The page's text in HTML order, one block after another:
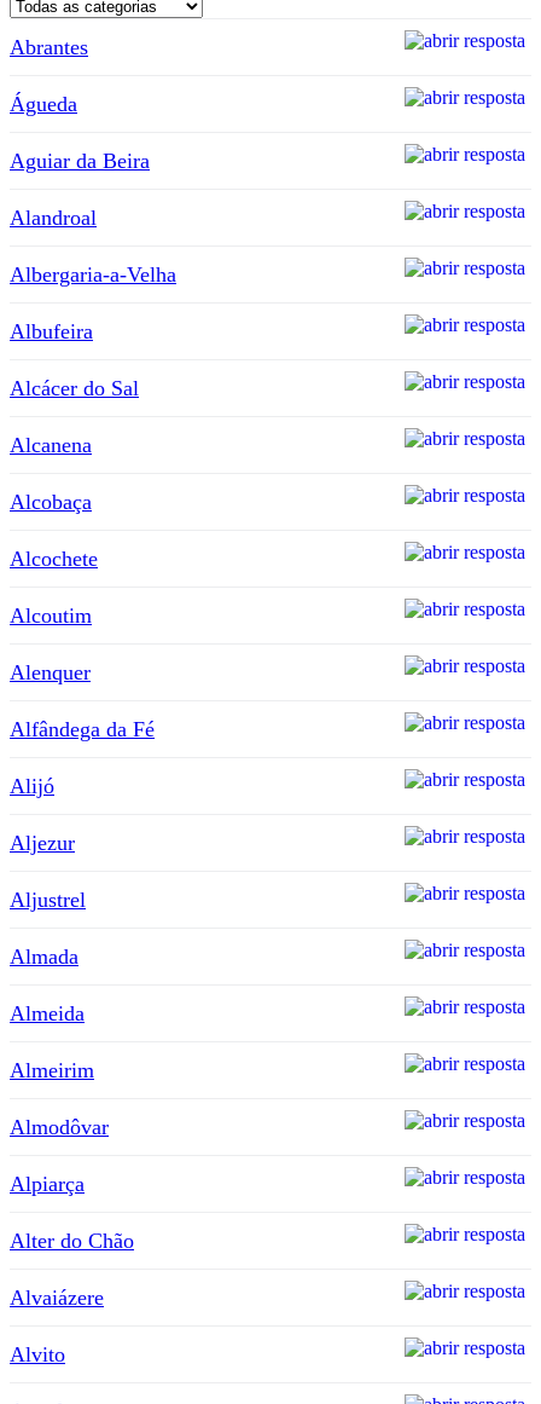
Abrantes
Águeda
Aguiar da Beira
Alandroal
Albergaria-a-Velha
Albufeira
Alcácer do Sal
Alcanena
Alcobaça
Alcochete
Alcoutim
Alenquer
Alfândega da Fé
Alijó
Aljezur
Aljustrel
Almada
Almeida
Almeirim
Almodôvar
Alpiarça
Alter do Chão
Alvaiázere
Alvito